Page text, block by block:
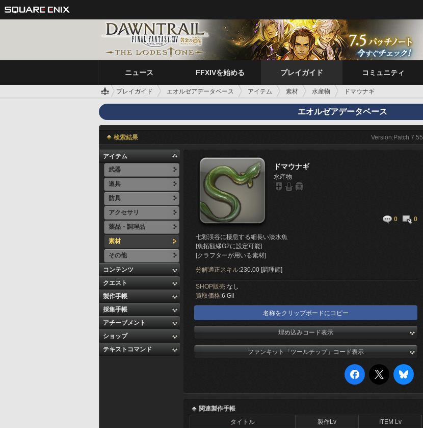
ニュース FFXIVを始める プレイガイド コミュニティ
プレイガイド エオルゼアデータベース アイテム 素材 水産物 ドマウナギ
エオルゼアデータベース
検索結果 Version:Patch 7.55
アイテム
武器
道具
防具
アクセサリ
薬品・調理品
素材
その他
コンテンツ
クエスト
製作手帳
採集手帳
アチーブメント
ショップ
テキストコマンド
ドマウナギ
水産物
0 0
七彩渓谷に棲息する細長い淡水魚
[魚拓額縁G2に設定可能]
[クラフターが用いる素材]
分解適正スキル:230.00 [調理師]
SHOP販売:なし
買取価格:6 Gil
名称をクリップボードにコピー
埋め込みコード表示
ファンキット「ツールチップ」コード表示
関連製作手帳
タイトル
製作Lv ITEM Lv